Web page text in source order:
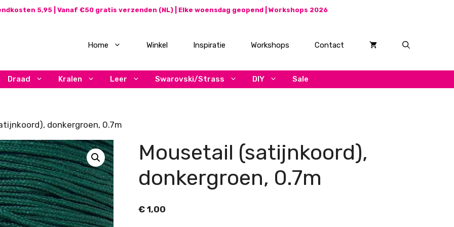
5,95 | Vanaf €50 gratis verzenden (NL) | Elke woensdag geopend | Workshops 2026
Home Winkel Inspiratie Workshops Contact
Draad Kralen Leer Swarovski/Strass DIY Sale
donkergroen, 0.7m
Mousetail (satijnkoord),
donkergroen, 0.7m
€1,00